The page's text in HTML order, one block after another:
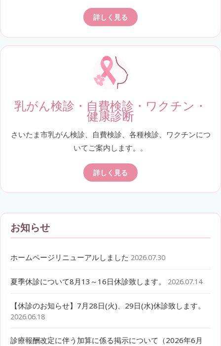
詳しく見る
乳がん検診・自費検診・ワクチン・
健康診断
さいたま市乳がん検診、自費検診、各種検診、ワクチンにつ
いてご案内します。。
詳しく見る
お知らせ
ホームページリニューアルしました 2026.07.30
夏季休診について8月13～16日休診致します。 2026.07.14
【休診のお知らせ】7月28日(火)、29日(水)休診致します。
2026.06.18
診療報酬改定に伴う加算に係る掲示について（2026年6月